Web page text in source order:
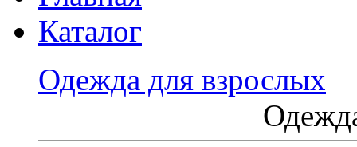
Каталог
Одежда для взрослых